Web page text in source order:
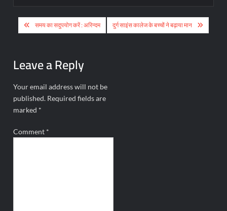
Post
navigation
समय का सदुपयोग करें : अरिन्दम दुर्ग साइंस कालेज के बच्चों ने बढ़ाया मान
Leave a Reply
Your email address will not be
published. Required fields are
marked *
Comment *